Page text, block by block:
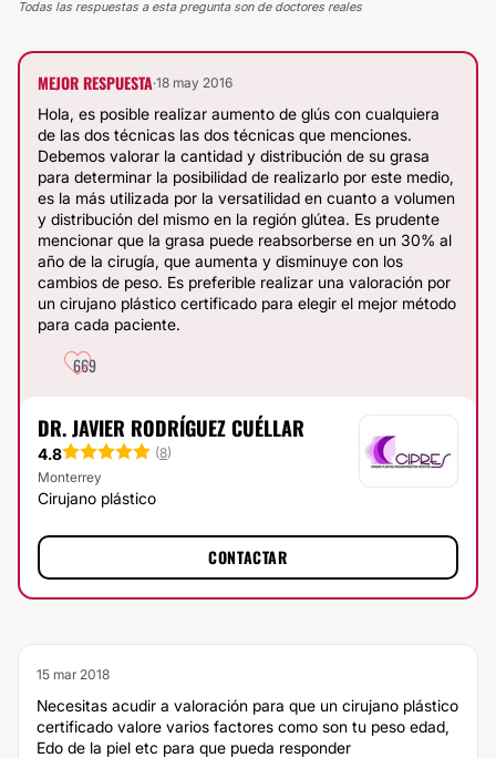
Todas las respuestas a esta pregunta son de doctores reales
MEJOR RESPUESTA·18 may 2016
Hola, es posible realizar aumento de glús con cualquiera
de las dos técnicas las dos técnicas que menciones.
Debemos valorar la cantidad y distribución de su grasa
para determinar la posibilidad de realizarlo por este medio,
es la más utilizada por la versatilidad en cuanto a volumen
y distribución del mismo en la región glútea. Es prudente
mencionar que la grasa puede reabsorberse en un 30% al
año de la cirugía, que aumenta y disminuye con los
cambios de peso. Es preferible realizar una valoración por
un cirujano plástico certificado para elegir el mejor método
para cada paciente.
669
DR. JAVIER RODRÍGUEZ CUÉLLAR
4.8 (8)
Monterrey
Cirujano plástico
CONTACTAR
15 mar 2018
Necesitas acudir a valoración para que un cirujano plástico
certificado valore varios factores como son tu peso edad,
Edo de la piel etc para que pueda responder